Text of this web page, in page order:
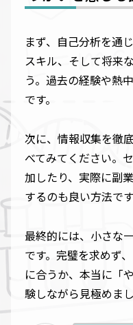
まず、自己分析を通
スキル、そして将来
う。過去の経験や熱
です。
次に、情報収集を徹
べてみてください。
加したり、実際に副
するのも良い方法です
最終的には、小さな
です。完璧を求めず
に合うか、本当に「
験しながら見極めまし